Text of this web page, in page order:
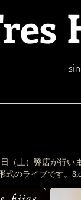
（土）弊店が行
のライブです。